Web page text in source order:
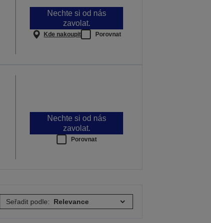
Nechte si od nás
zavolat.
Kde nakoupit Porovnat
Nechte si od nás
zavolat.
Porovnat
Seřadit podle: